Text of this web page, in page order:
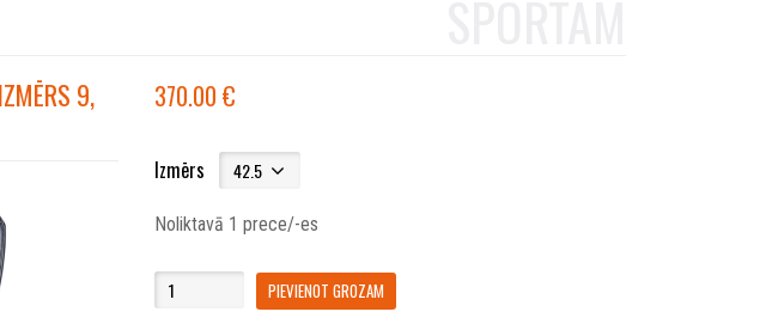
9,
370.00
Izmērs
Noliktavā 1 prece/-es
PIEVIENOT GROZAM